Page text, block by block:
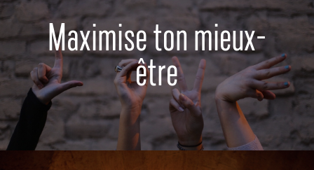
Maximise ton mieux-
être